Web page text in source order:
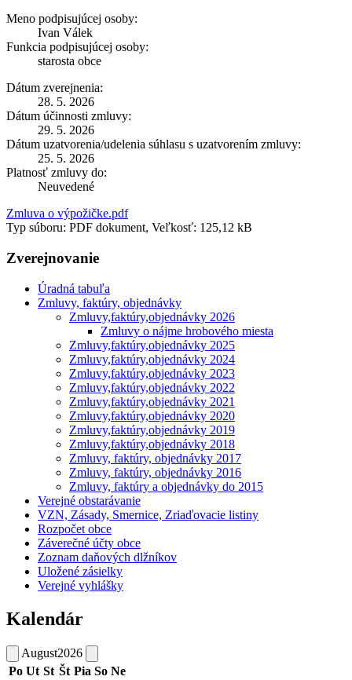
Meno podpisujúcej osoby:
Ivan Válek
Funkcia podpisujúcej osoby:
starosta obce
Dátum zverejnenia:
28. 5. 2026
Dátum účinnosti zmluvy:
29. 5. 2026
Dátum uzatvorenia/udelenia súhlasu s uzatvorením zmluvy:
25. 5. 2026
Platnosť zmluvy do:
Neuvedené
Zmluva o výpožičke.pdf
Typ súboru: PDF dokument, Veľkosť: 125,12 kB
Zverejnovanie
Úradná tabuľa
Zmluvy, faktúry, objednávky
Zmluvy,faktúry,objednávky 2026
Zmluvy o nájme hrobového miesta
Zmluvy,faktúry,objednávky 2025
Zmluvy,faktúry,objednávky 2024
Zmluvy,faktúry,objednávky 2023
Zmluvy,faktúry,objednávky 2022
Zmluvy,faktúry,objednávky 2021
Zmluvy,faktúry,objednávky 2020
Zmluvy,faktúry,objednávky 2019
Zmluvy,faktúry,objednávky 2018
Zmluvy, faktúry, objednávky 2017
Zmluvy, faktúry, objednávky 2016
Zmluvy, faktúry a objednávky do 2015
Verejné obstarávanie
VZN, Zásady, Smernice, Zriaďovacie listiny
Rozpočet obce
Záverečné účty obce
Zoznam daňových dlžníkov
Uložené zásielky
Verejné vyhlášky
Kalendár
August2026
Po Ut St Št Pia So Ne